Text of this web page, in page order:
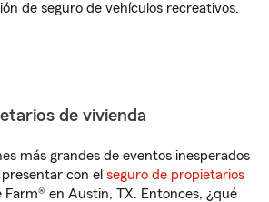
de seguro de vehículos recreativos.
de vivienda
más grandes de eventos inesperados
con el seguro de propietarios
Farm® en Austin, TX. Entonces, ¿qué